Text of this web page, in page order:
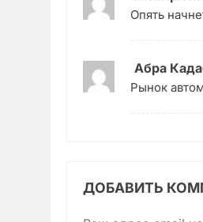
Опять
Абра
Рынок
ДОБАВИТЬ